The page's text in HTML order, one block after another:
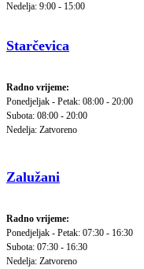
Nedelja: 9:00 - 15:00
Starčevica
Radno vrijeme:
Ponedjeljak - Petak: 08:00 - 20:00
Subota: 08:00 - 20:00
Nedelja: Zatvoreno
Zalužani
Radno vrijeme:
Ponedjeljak - Petak: 07:30 - 16:30
Subota: 07:30 - 16:30
Nedelja: Zatvoreno